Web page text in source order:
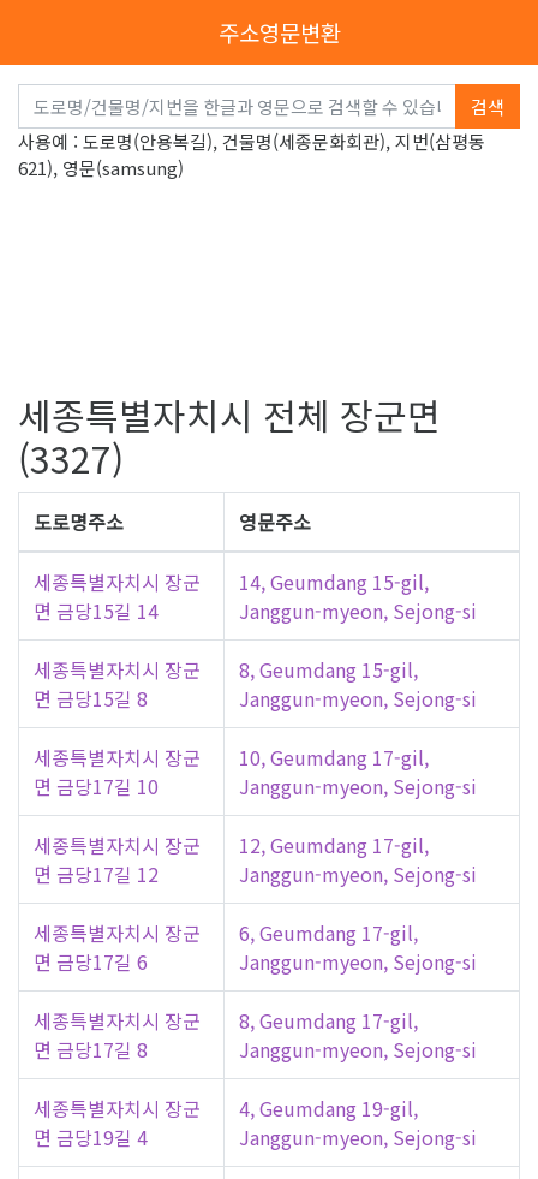
주소영문변환
검색
사용예 : 도로명(안용복길), 건물명(세종문화회관), 지번(삼평동
621), 영문(samsung)
세종특별자치시 전체 장군면
(3327)
도로명주소 영문주소
세종특별자치시 장군
면 금당15길 14
14, Geumdang 15-gil,
Janggun-myeon, Sejong-si
세종특별자치시 장군
면 금당15길 8
8, Geumdang 15-gil,
Janggun-myeon, Sejong-si
세종특별자치시 장군
면 금당17길 10
10, Geumdang 17-gil,
Janggun-myeon, Sejong-si
세종특별자치시 장군
면 금당17길 12
12, Geumdang 17-gil,
Janggun-myeon, Sejong-si
세종특별자치시 장군
면 금당17길 6
6, Geumdang 17-gil,
Janggun-myeon, Sejong-si
세종특별자치시 장군
면 금당17길 8
8, Geumdang 17-gil,
Janggun-myeon, Sejong-si
세종특별자치시 장군
면 금당19길 4
4, Geumdang 19-gil,
Janggun-myeon, Sejong-si